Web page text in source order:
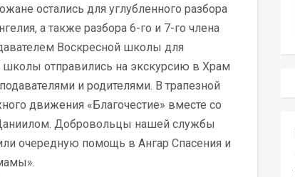
остались для углубленного разбора
а также разбора 6-го и 7-го члена
Воскресной школы для
отправились на экскурсию в Храм
и родителями. В трапезной
движения «Благочестие» вместе со
Добровольцы нашей службы
очередную помощь в Ангар Спасения и